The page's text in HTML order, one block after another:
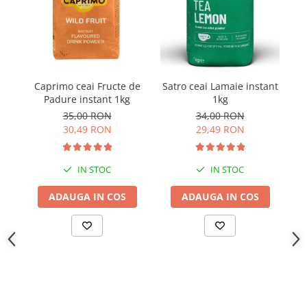
Caprimo ceai Fructe de
Padure instant 1kg
35,00 RON
30,49 RON
IN STOC
ADAUGA IN COS
Satro ceai Lamaie instant
1kg
34,00 RON
29,49 RON
IN STOC
ADAUGA IN COS